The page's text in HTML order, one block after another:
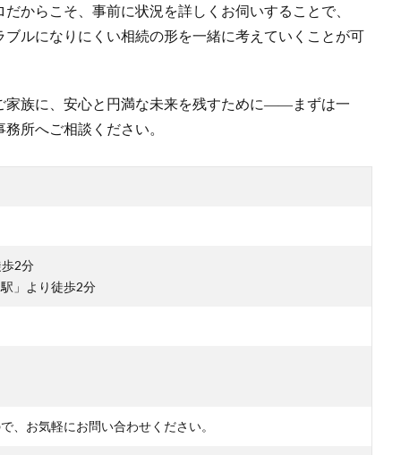
だからこそ、事前に状況を詳しくお伺いすることで、
ブルになりにくい相続の形を一緒に考えていくことが可
家族に、安心と円満な未来を残すために――まずは一
所へご相談ください。
2分
」より徒歩2分
、お気軽にお問い合わせください。